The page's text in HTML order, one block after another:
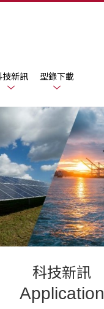
技新訊 型錄下載
科技新訊
Application